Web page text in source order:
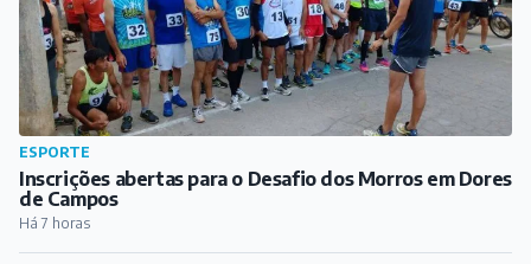
CULTURA
Dores de Campos celebra Dia dos Pais com música em
praça pública
Há 8 horas